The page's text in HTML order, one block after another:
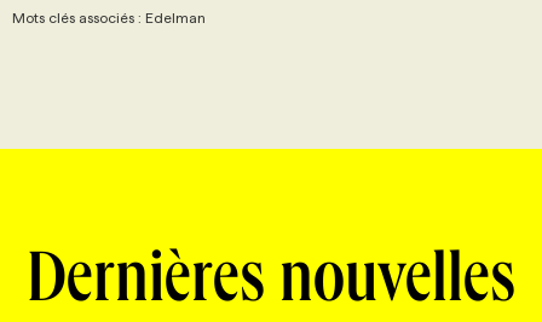
Mots clés associés : Edelman
Dernières nouvelles